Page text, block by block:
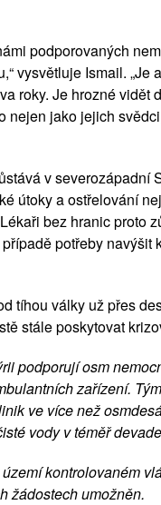
podporovaných
vysvětluje Ismail. „Je
roky. Je hrozné vidět
nejen jako jejich
v severozápadní
útoky a ostřelování
bez hranic proto
potřeby navýšit
tíhou války už přes
stále poskytovat
podporují osm
zařízení.
ve více než
vody v téměř
kontrolovaném
žádostech umožněn.